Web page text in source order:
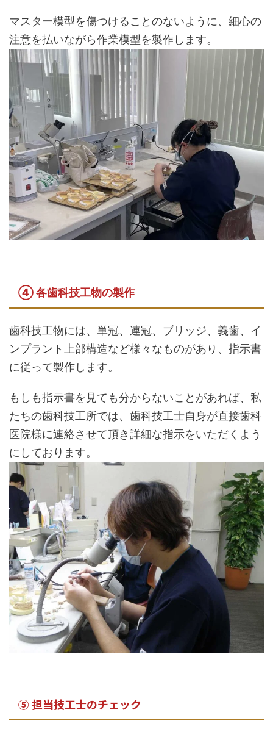
マスター模型を傷つけることのないように、細心の
注意を払いながら作業模型を製作します。
④ 各歯科技工物の製作
歯科技工物には、単冠、連冠、ブリッジ、義歯、イ
ンプラント上部構造など様々なものがあり、指示書
に従って製作します。
もしも指示書を見ても分からないことがあれば、私
たちの歯科技工所では、歯科技工士自身が直接歯科
医院様に連絡させて頂き詳細な指示をいただくよう
にしております。
⑤ 担当技工士のチェック